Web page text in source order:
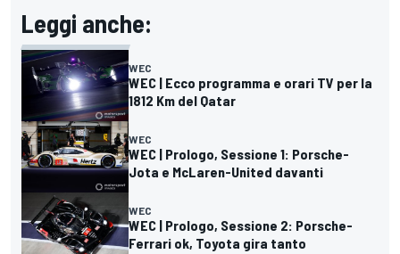
Leggi anche:
WEC
WEC | Ecco programma e orari TV per la
1812 Km del Qatar
WEC
WEC | Prologo, Sessione 1: Porsche-
Jota e McLaren-United davanti
WEC
WEC | Prologo, Sessione 2: Porsche-
Ferrari ok, Toyota gira tanto